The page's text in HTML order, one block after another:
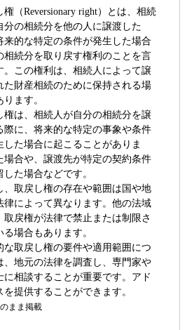
権（Reversionary right）とは、相続
分の相続分を他の人に譲渡した
来的な特定の条件が発生した場合
相続分を取り戻す権利のことを言
。この権利は、相続人によって譲
た財産相続のために保持される場
ます。
権は、相続人が自分の相続分を譲
際に、将来的な特定の事象や条件
した場合に起こることがありま
場合や、譲渡先が特定の契約条件
した場合などです。
、取戻し権の存在や範囲は国や地
律によって異なります。他の法域
取戻権が法律で禁止または制限さ
る場合もあります。
な取戻し権の要件や適用範囲につ
、地元の法律を調査し、専門家や
に相談することが重要です。アド
を提供することができます。
まま掲載